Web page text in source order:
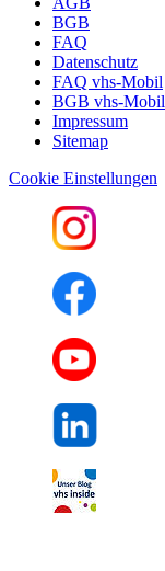
BGB
FAQ
Datenschutz
FAQ vhs-Mobil
BGB vhs-Mobil
Impressum
Sitemap
Cookie Einstellungen